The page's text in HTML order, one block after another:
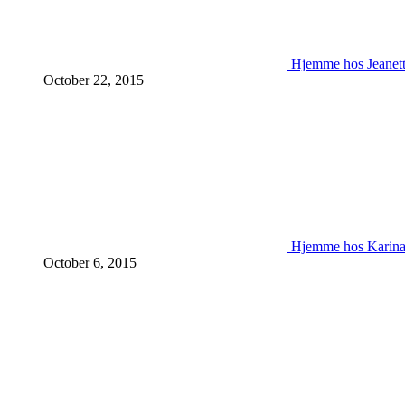
Hjemme hos
October 22, 2015
Hjemme hos Karina
October 6, 2015